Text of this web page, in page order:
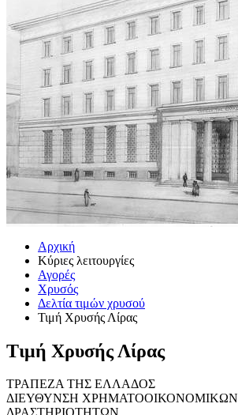
Αρχική
Κύριες λειτουργίες
Αγορές
Χρυσός
Δελτία τιμών χρυσού
Τιμή Χρυσής Λίρας
Τιμή Χρυσής Λίρας
ΤΡΑΠΕΖΑ ΤΗΣ ΕΛΛΑΔΟΣ
ΔΙΕΥΘΥΝΣΗ ΧΡΗΜΑΤΟΟΙΚΟΝΟΜΙΚΩΝ